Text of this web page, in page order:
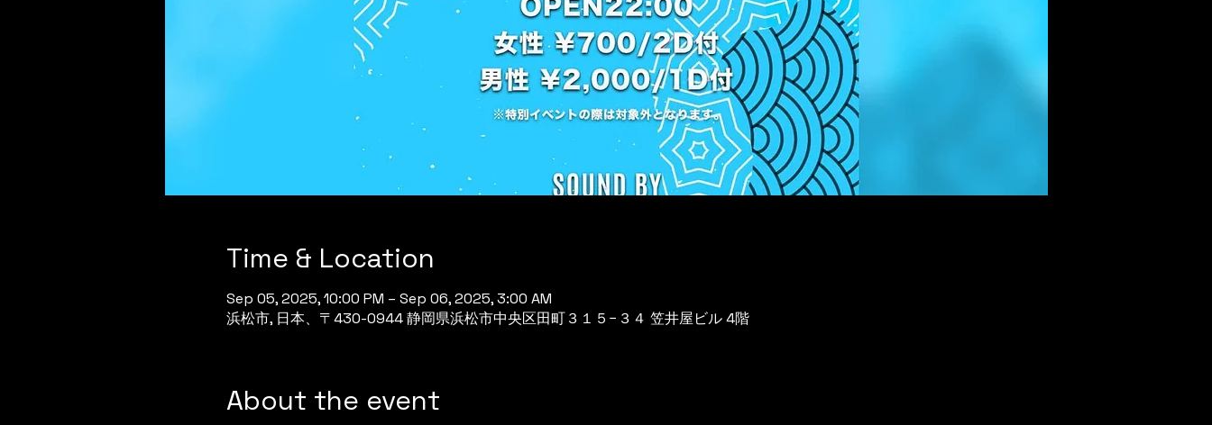
Time & Location
Sep 05, 2025, 10:00 PM – Sep 06, 2025, 3:00 AM
浜松市, 日本、〒430-0944 静岡県浜松市中央区田町３１５−３４ 笠井屋ビル 4階
About the event